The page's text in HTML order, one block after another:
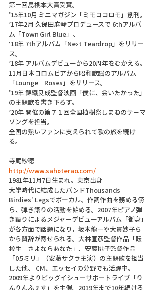
第一回島根本大賞受賞。
’15年10月 ミニマガジン「ミモココロモ」創刊。
’17年2月 久保田麻琴プロデュースで 6thアルバ
ム「Town Girl Blue」、
‘18年 7thアルバム「Next Teardrop」をリリー
ス。
’18年 アルバムデビューから20周年をむかえる。
11月日本コロムビアから昭和歌謡のアルバム
「Lounge　Roses」をリリース。
’19年 錦織良成監督映画「僕に、会いたかった」
の主題歌を書き下ろす。
’20年 開催の第７１回全国植樹祭しまねのテーマ
ソングを担当。
全国の熱いファンに支えられて歌の旅を続け
る。
寺尾紗穂
http://www.sahoterao.com/
1981年11月7日生まれ。東京出身
大学時代に結成したバンドThousands
Birdies' Legsでボーカル、作詞作曲を務める傍
ら、弾き語りの活動を始める。2007年ピアノ弾
き語りによるメジャーデビューアルバム「御身」
が各方面で話題になり，坂本龍一や大貫妙子ら
から賛辞が寄せられる。大林宣彦監督作品「転
校生　さよならあなた」、安藤桃子監督作品
「0.5ミリ」（安藤サクラ主演）の主題歌を担当
した他、 CM、エッセイの分野でも活躍中。
2009年よりビッグイシューサポートライブ「り
んりんふぇす」を主催。2019年まで10年続ける